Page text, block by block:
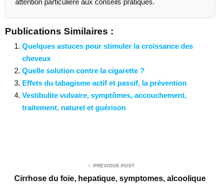
Publications Similaires :
Quelques astuces pour stimuler la croissance des
cheveux
Quelle solution contre la cigarette ?
Effets du tabagisme actif et passif, la prévention
Vestibulite vulvaire, symptômes, accouchement,
traitement, naturel et guérison
PREVIOUS POST
Cirrhose du foie, hepatique, symptomes, alcoolique